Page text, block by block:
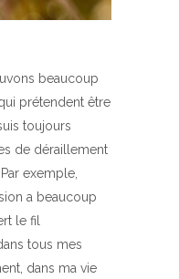
beaucoup
prétendent être
toujours
de déraillement
exemple,
a beaucoup
le fil
tous mes
dans ma vie